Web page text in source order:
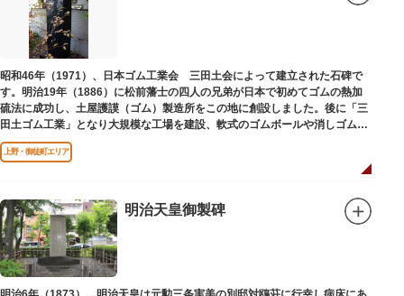
昭和46年（1971）、日本ゴム工業会 三田土会によって建立された石碑で
す。明治19年（1886）に松前藩士の四人の兄弟が日本で初めてゴムの熱加
硫法に成功し、土屋護謨（ゴム）製造所をこの地に創設しました。後に「三
田土ゴム工業」となり大規模な工場を建設、軟式のゴムボールや消しゴムな
ど新しいゴム製品を次々に開発しました。
上野・御徒町エリア
明治天皇御製碑